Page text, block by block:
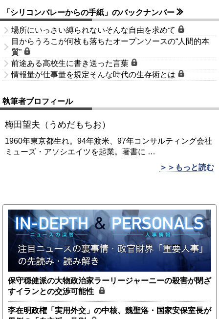
「シリコンバレーからの手紙」のバックナンバー
場所にいっさい縛られないそんな自由を求めて
目からうろこが何枚も落ちたオープンソースの“人間的本
質”
前途ある高校生に書き送った言葉
情報量が仕事量を規定そんな時代の生存術とは
執筆者プロフィール
梅田望夫（うめだもちお）
1960年東京都生れ。94年渡米、97年コンサルティング会社
ミューズ・アソシエイツを起業。著書に …
＞＞もっと読む
保守穏健派の大物政治家ラーリージャーニーの殺害が閉ざ
すイランとの交渉可能性
李在明政権「実用外交」の中核、魏聖洛・国家安保室長が